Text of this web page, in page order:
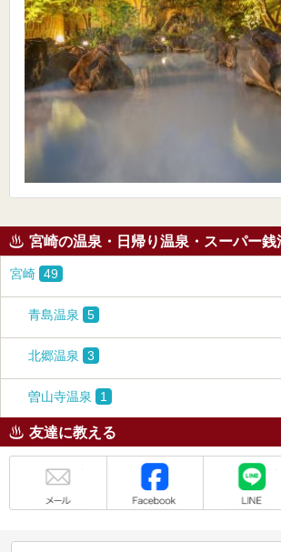
宮崎の温泉・日帰り温泉・スーパー銭
宮崎 49
青島温泉 5
北郷温泉 3
曽山寺温泉 1
友達に教える